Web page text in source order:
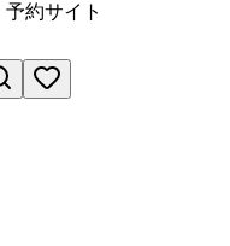
約サイト